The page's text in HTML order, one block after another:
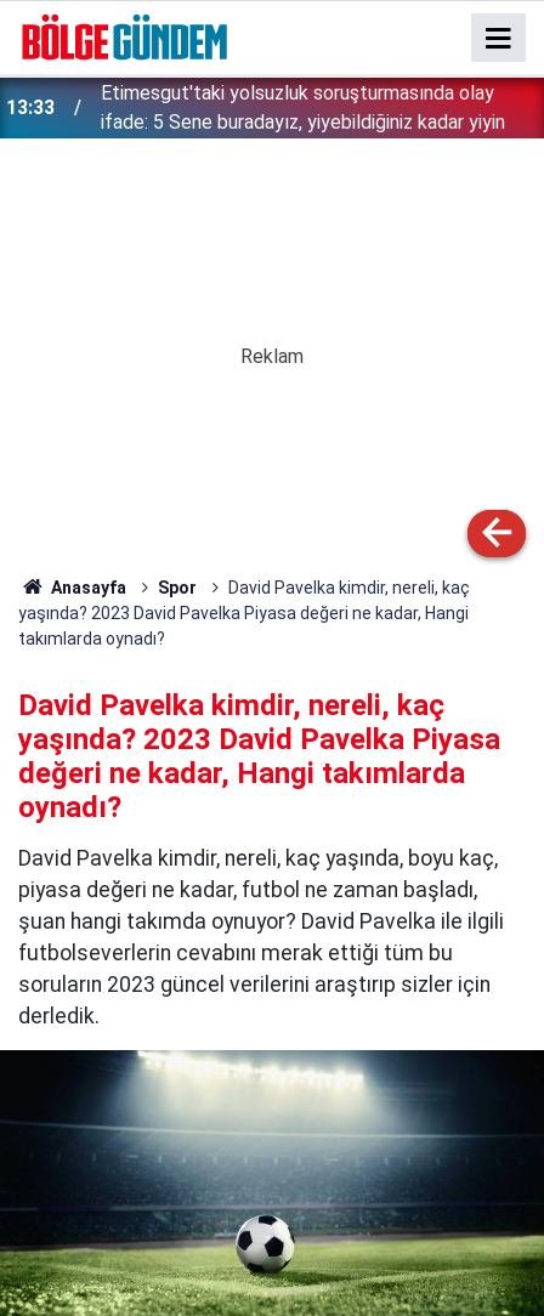
13:33
Etimesgut'taki yolsuzluk soruşturmasında olay
ifade: 5 Sene buradayız, yiyebildiğiniz kadar yiyin
Anasayfa Spor
David Pavelka kimdir, nereli, kaç
yaşında? 2023 David Pavelka Piyasa değeri ne kadar, Hangi
takımlarda oynadı?
David Pavelka kimdir, nereli, kaç
yaşında? 2023 David Pavelka Piyasa
değeri ne kadar, Hangi takımlarda
oynadı?
David Pavelka kimdir, nereli, kaç yaşında, boyu kaç,
piyasa değeri ne kadar, futbol ne zaman başladı,
şuan hangi takımda oynuyor? David Pavelka ile ilgili
futbolseverlerin cevabını merak ettiği tüm bu
soruların 2023 güncel verilerini araştırıp sizler için
derledik.